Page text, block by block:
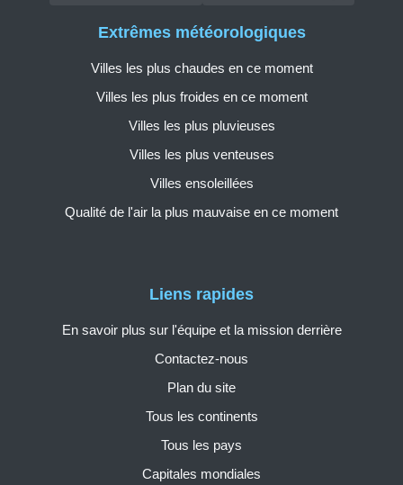
Liens rapides
En savoir plus sur l'équipe et la mission derrière
Contactez-nous
Plan du site
Tous les continents
Tous les pays
Capitales mondiales
Extrêmes météorologiques
Villes les plus chaudes en ce moment
Villes les plus froides en ce moment
Villes les plus pluvieuses
Villes les plus venteuses
Villes ensoleillées
Qualité de l'air la plus mauvaise en ce moment